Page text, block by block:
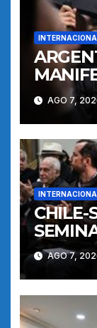
AGO 7,
CHILE-
AGO 7,